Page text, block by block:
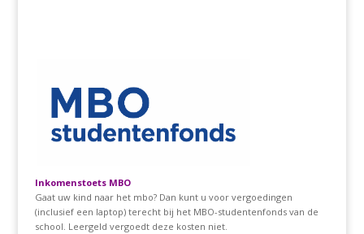
Inkomenstoets MBO
Gaat uw kind naar het mbo? Dan kunt u voor vergoedingen
(inclusief een laptop) terecht bij het MBO-studentenfonds van de
school. Leergeld vergoedt deze kosten niet.